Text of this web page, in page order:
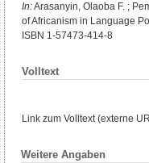
In:Arasanyin, Olaoba F. ;
of Africanism in Language
ISBN 1-57473-414-8
Volltext
Link zum Volltext (externe
Weitere Angaben